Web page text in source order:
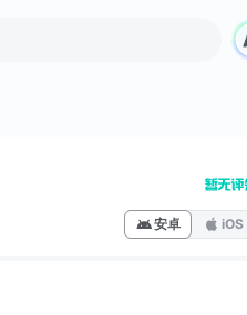
安卓 iOS